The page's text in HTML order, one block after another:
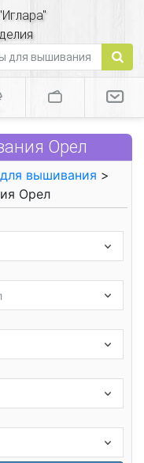
Орел
вышивания >
Орел